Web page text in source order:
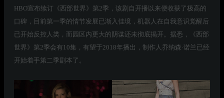
HBO宣布续订《西部世界》第2季，该剧自开播以来便收获了极高的
口碑，目前第一季的情节发展已渐入佳境，机器人在自我意识觉醒后
已开始反控人类，而园区内更大的阴谋还未彻底揭开。据悉，《西部
世界》第2季会有10集，有望于2018年播出，制作人乔纳森·诺兰已经
开始着手第二季剧本了。